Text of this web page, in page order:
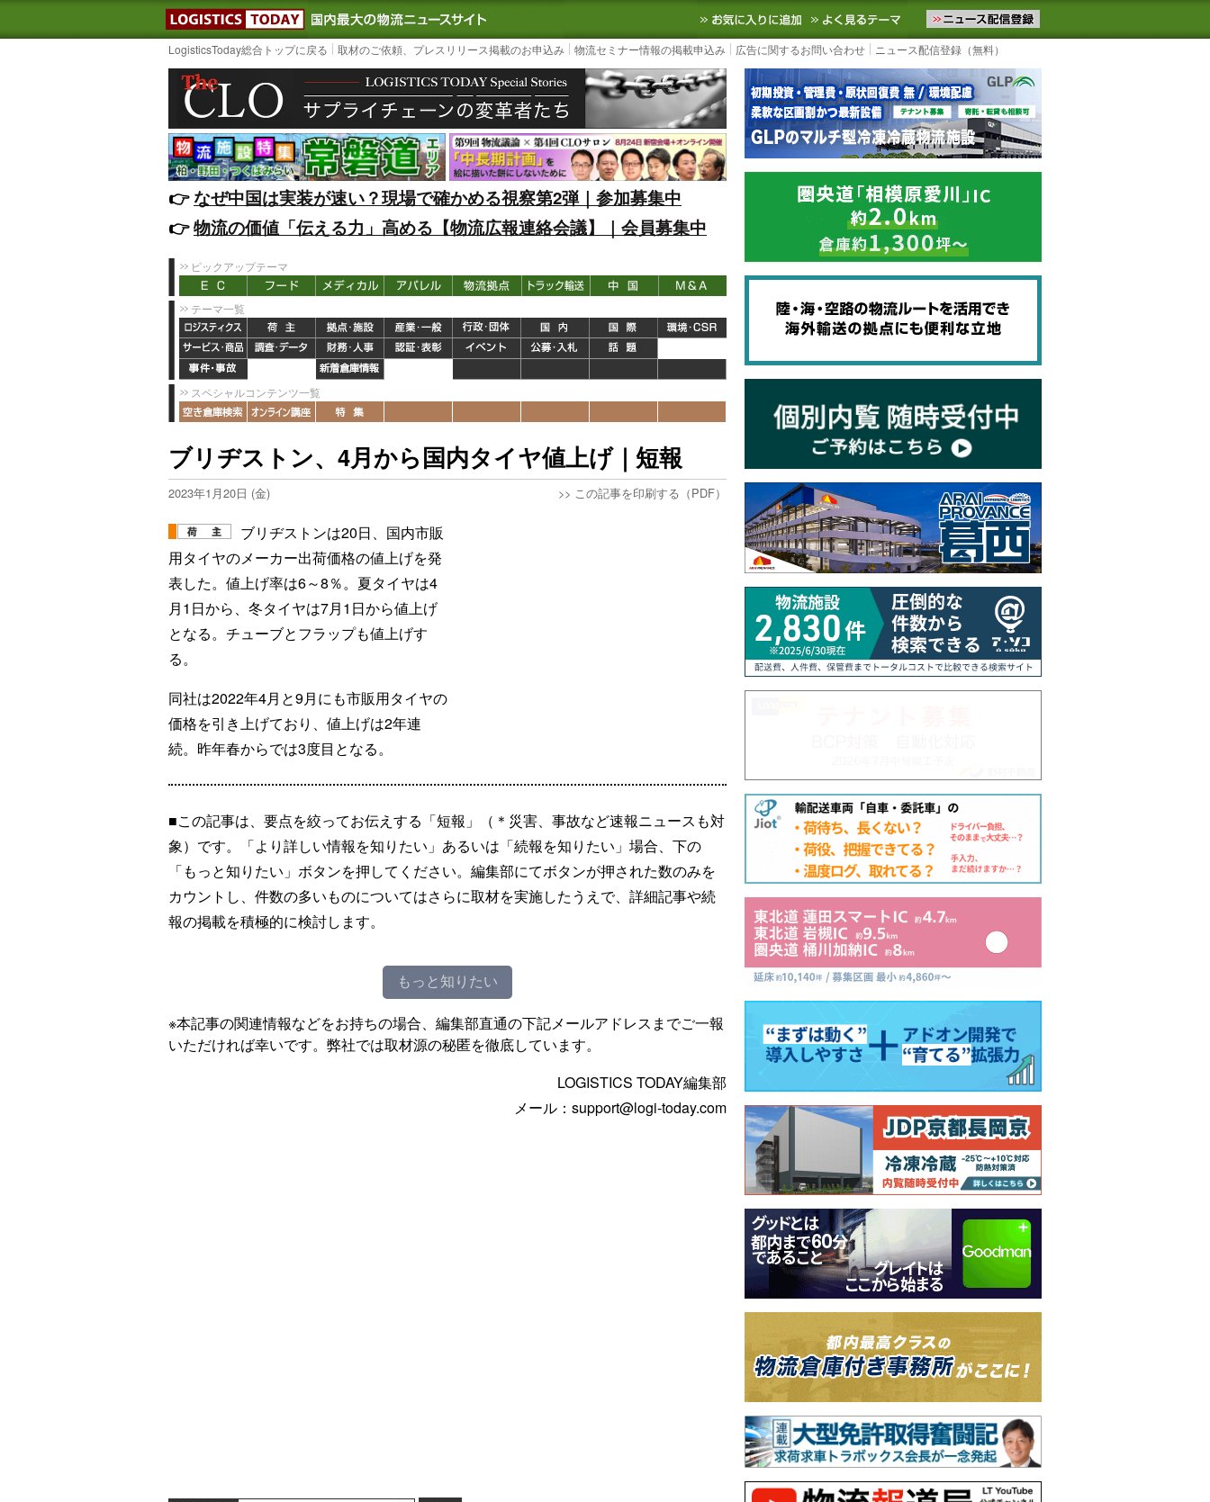
LOGISTICS TODAY｜国内最大の物流ニュースサイト3PL, SCMなど国内外の最新の物流ニュースをお届けします。物流ニュースメール配信を登録す
お気に入りに追加 よく見るテーマ
LogisticsToday総合トップに戻る 取材のご依頼、プレスリリース掲載のお申込み 物流セミナー情報の掲載申込み 広告に関するお問い合わせ ニュース配信登録（無料）
👉️なぜ中国は実装が速い？現場で確かめる視察第2弾｜参加募集中
👉️物流の価値「伝える力」高める【物流広報連絡会議】｜会員募集中
ピックアップテーマ
テーマ一覧
スペシャルコンテンツ一覧
ブリヂストン、4月から国内タイヤ値上げ｜短報
2023年1月20日 (金) >> この記事を印刷する（PDF）
ブリヂストンは20日、国内市販
用タイヤのメーカー出荷価格の値上げを発
表した。値上げ率は6～8％。夏タイヤは4
月1日から、冬タイヤは7月1日から値上げ
となる。チューブとフラップも値上げす
る。
同社は2022年4月と9月にも市販用タイヤの
価格を引き上げており、値上げは2年連
続。昨年春からでは3度目となる。
■この記事は、要点を絞ってお伝えする「短報」（＊災害、事故など速報ニュースも対
象）です。「より詳しい情報を知りたい」あるいは「続報を知りたい」場合、下の
「もっと知りたい」ボタンを押してください。編集部にてボタンが押された数のみを
カウントし、件数の多いものについてはさらに取材を実施したうえで、詳細記事や続
報の掲載を積極的に検討します。
もっと知りたい
※本記事の関連情報などをお持ちの場合、編集部直通の下記メールアドレスまでご一報
いただければ幸いです。弊社では取材源の秘匿を徹底しています。
LOGISTICS TODAY編集部
メール：support@logi-today.com